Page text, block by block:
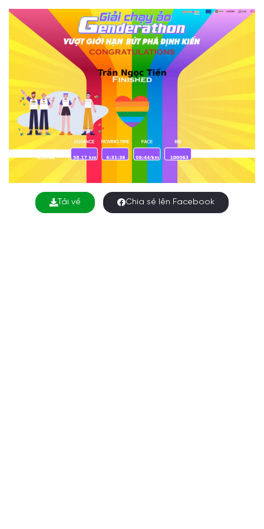
Tải về Chia sẻ lên Facebook